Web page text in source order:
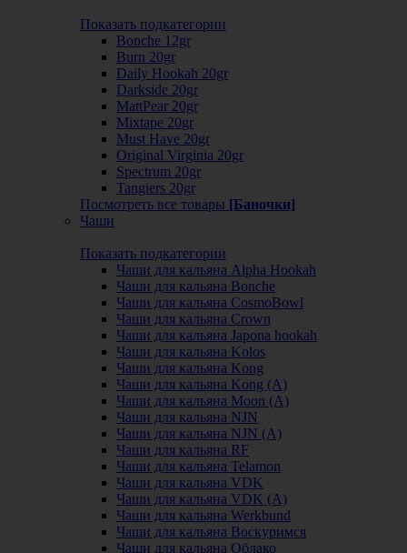
Показать подкатегории
Bonche 12gr
Burn 20gr
Daily Hookah 20gr
Darkside 20gr
MattPear 20gr
Mixtape 20gr
Must Have 20gr
Original Virginia 20gr
Spectrum 20gr
Tangiers 20gr
Посмотреть все товары [Баночки]
Чаши
Показать подкатегории
Чаши для кальяна Alpha Hookah
Чаши для кальяна Bonche
Чаши для кальяна CosmoBowl
Чаши для кальяна Crown
Чаши для кальяна Japona hookah
Чаши для кальяна Kolos
Чаши для кальяна Kong
Чаши для кальяна Kong (A)
Чаши для кальяна Moon (А)
Чаши для кальяна NJN
Чаши для кальяна NJN (А)
Чаши для кальяна RF
Чаши для кальяна Telamon
Чаши для кальяна VDK
Чаши для кальяна VDK (А)
Чаши для кальяна Werkbund
Чаши для кальяна Воскуримся
Чаши для кальяна Облако